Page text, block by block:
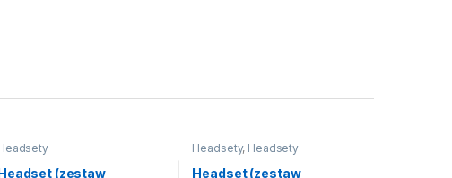
(zestaw
Headsety, Headsety
Headset (zestaw